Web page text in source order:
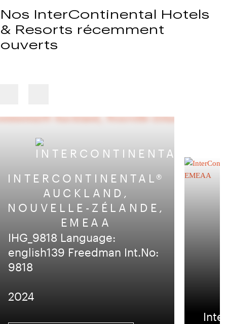
Nos InterContinental Hotels
& Resorts récemment
ouverts
INTERCONTINENTAL®
AUCKLAND,
NOUVELLE-ZÉLANDE,
EMEAA
IHG_9818 Language:
english139 Freedman Int.No:
9818
2024